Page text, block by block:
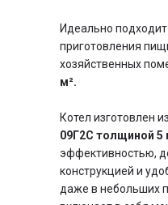
Идеально
приготовления
хозяйственных
м².
Котел изготовлен
09Г2С толщиной 5
эффективностью,
конструкцией и
даже в небольших